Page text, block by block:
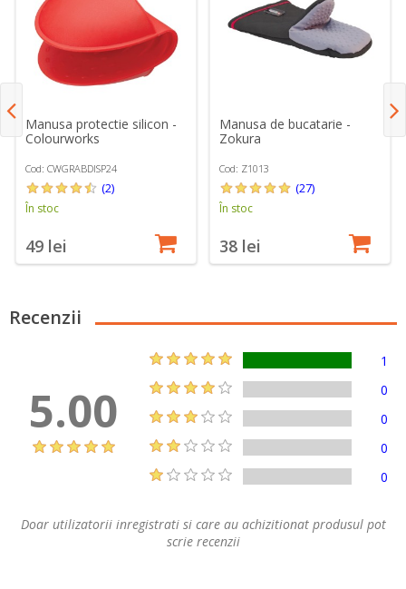
Manusa protectie silicon -
Colourworks
Cod: CWGRABDISP24
(2)
În stoc
49 lei
Manusa de bucatarie -
Zokura
Cod: Z1013
(27)
În stoc
38 lei
Recenzii
5.00
1
0
0
0
0
Doar utilizatorii inregistrati si care au achizitionat produsul pot
scrie recenzii